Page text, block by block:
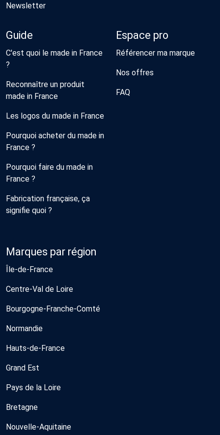
Newsletter
Guide
C'est quoi le made in France
?
Reconnaître un produit
made in France
Les logos du made in France
Pourquoi acheter du made in
France ?
Pourquoi faire du made in
France ?
Fabrication française, ça
signifie quoi ?
Espace pro
Référencer ma marque
Nos offres
FAQ
Marques par région
Île-de-France
Centre-Val de Loire
Bourgogne-Franche-Comté
Normandie
Hauts-de-France
Grand Est
Pays de la Loire
Bretagne
Nouvelle-Aquitaine